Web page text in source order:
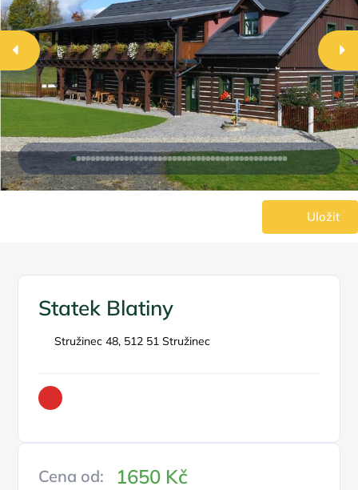
Uložit
Statek Blatiny
Stružinec 48, 512 51 Stružinec
Cena od: 1650 Kč